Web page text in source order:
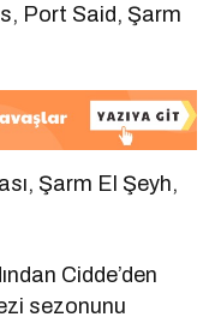
Port Said, Şarm
Şarm El Şeyh,
Cidde’den
sezonunu